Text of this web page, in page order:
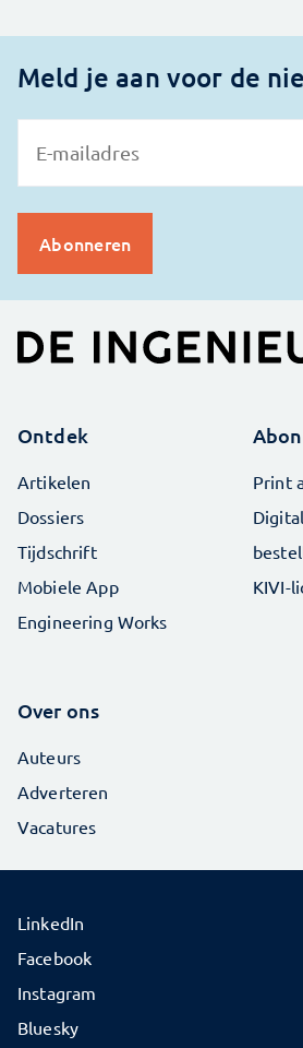
Meld je aan voor de
Ontdek
Artikelen
Dossiers
Tijdschrift
Mobiele App
Engineering Works
Print
KIVI-
Over ons
Auteurs
Adverteren
Vacatures
LinkedIn
Facebook
Instagram
Bluesky